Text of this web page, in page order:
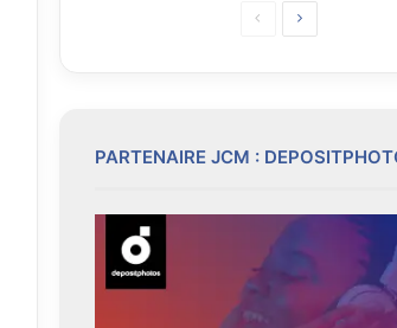
p
é
c
P
s
i
a
PARTENAIRE JCM :